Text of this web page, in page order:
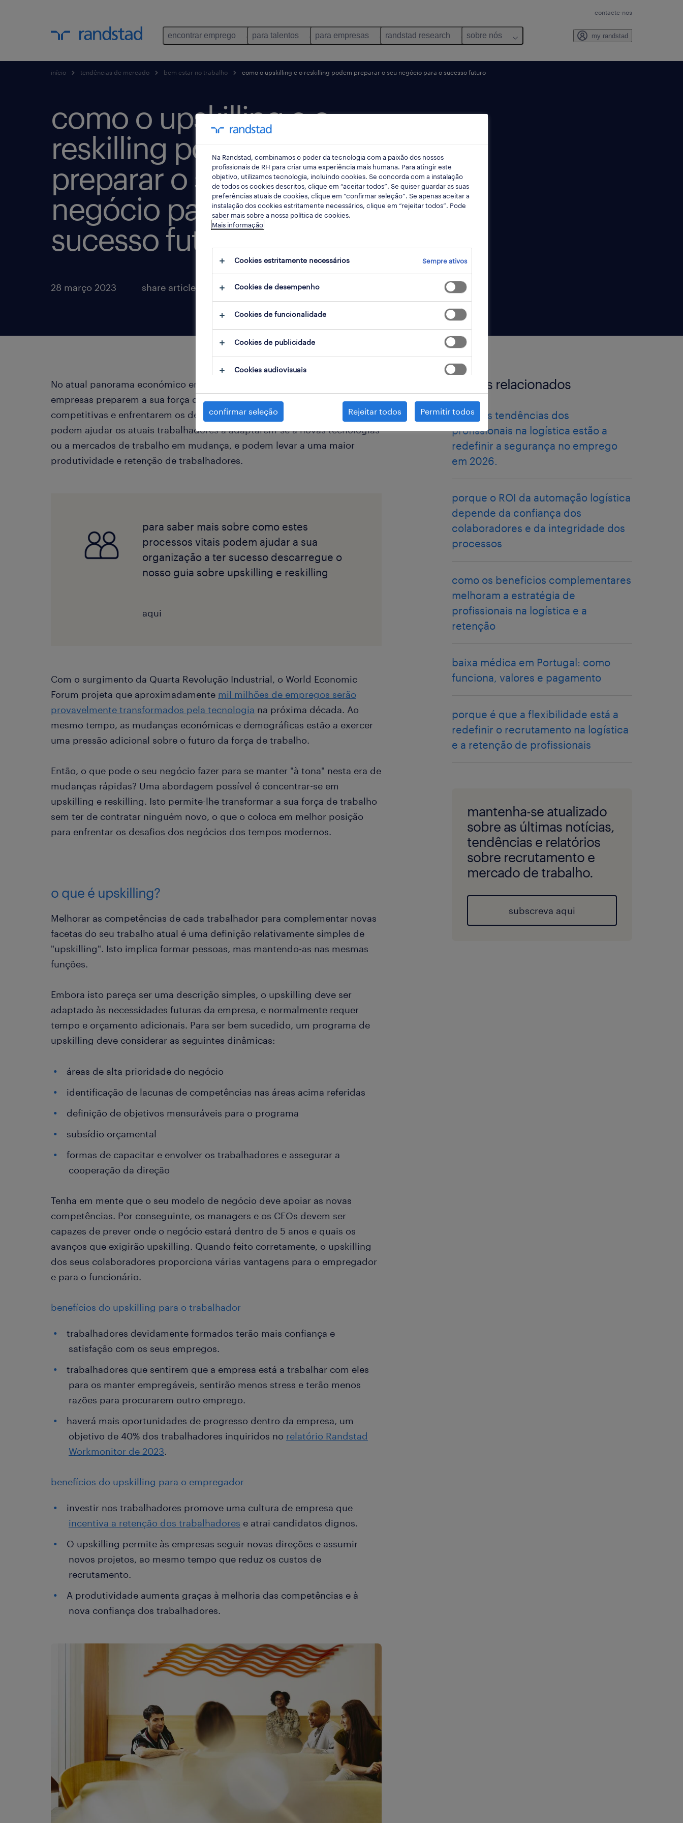
contacte-nos
encontrar emprego para talentos para empresas randstad research sobre nós my randstad
início tendências de mercado bem estar no trabalho como o upskilling e o reskilling podem preparar o seu negócio para o sucesso futuro
como o upskilling e o
reskilling podem
preparar o seu
negócio para o
sucesso futuro
28 março 2023 share article:
No atual panorama económico em rápida mudança, é importante que as
empresas preparem a sua força de trabalho para se manterem
competitivas e enfrentarem os desafios do futuro. O upskilling e reskilling
podem ajudar os atuais trabalhadores a adaptarem-se a novas tecnologias
ou a mercados de trabalho em mudança, e podem levar a uma maior
produtividade e retenção de trabalhadores.
para saber mais sobre como estes
processos vitais podem ajudar a sua
organização a ter sucesso descarregue o
nosso guia sobre upskilling e reskilling
aqui
Com o surgimento da Quarta Revolução Industrial, o World Economic
Forum projeta que aproximadamente mil milhões de empregos serão
provavelmente transformados pela tecnologia na próxima década. Ao
mesmo tempo, as mudanças económicas e demográficas estão a exercer
uma pressão adicional sobre o futuro da força de trabalho.
Então, o que pode o seu negócio fazer para se manter "à tona" nesta era de
mudanças rápidas? Uma abordagem possível é concentrar-se em
upskilling e reskilling. Isto permite-lhe transformar a sua força de trabalho
sem ter de contratar ninguém novo, o que o coloca em melhor posição
para enfrentar os desafios dos negócios dos tempos modernos.
o que é upskilling?
Melhorar as competências de cada trabalhador para complementar novas
facetas do seu trabalho atual é uma definição relativamente simples de
"upskilling". Isto implica formar pessoas, mas mantendo-as nas mesmas
funções.
Embora isto pareça ser uma descrição simples, o upskilling deve ser
adaptado às necessidades futuras da empresa, e normalmente requer
tempo e orçamento adicionais. Para ser bem sucedido, um programa de
upskilling deve considerar as seguintes dinâmicas:
áreas de alta prioridade do negócio
identificação de lacunas de competências nas áreas acima referidas
definição de objetivos mensuráveis para o programa
subsídio orçamental
formas de capacitar e envolver os trabalhadores e assegurar a
cooperação da direção
Tenha em mente que o seu modelo de negócio deve apoiar as novas
competências. Por conseguinte, os managers e os CEOs devem ser
capazes de prever onde o negócio estará dentro de 5 anos e quais os
avanços que exigirão upskilling. Quando feito corretamente, o upskilling
dos seus colaboradores proporciona várias vantagens para o empregador
e para o funcionário.
benefícios do upskilling para o trabalhador
trabalhadores devidamente formados terão mais confiança e
satisfação com os seus empregos.
trabalhadores que sentirem que a empresa está a trabalhar com eles
para os manter empregáveis, sentirão menos stress e terão menos
razões para procurarem outro emprego.
haverá mais oportunidades de progresso dentro da empresa, um
objetivo de 40% dos trabalhadores inquiridos no relatório Randstad
Workmonitor de 2023.
benefícios do upskilling para o empregador
investir nos trabalhadores promove uma cultura de empresa que
incentiva a retenção dos trabalhadores e atrai candidatos dignos.
O upskilling permite às empresas seguir novas direções e assumir
novos projetos, ao mesmo tempo que reduz os custos de
recrutamento.
A produtividade aumenta graças à melhoria das competências e à
nova confiança dos trabalhadores.
artigos relacionados
como as tendências dos
profissionais na logística estão a
redefinir a segurança no emprego
em 2026.
porque o ROI da automação logística
depende da confiança dos
colaboradores e da integridade dos
processos
como os benefícios complementares
melhoram a estratégia de
profissionais na logística e a
retenção
baixa médica em Portugal: como
funciona, valores e pagamento
porque é que a flexibilidade está a
redefinir o recrutamento na logística
e a retenção de profissionais
mantenha-se atualizado
sobre as últimas notícias,
tendências e relatórios
sobre recrutamento e
mercado de trabalho.
subscreva aqui
Na Randstad, combinamos o poder da tecnologia com a paixão dos nossos
profissionais de RH para criar uma experiência mais humana. Para atingir este
objetivo, utilizamos tecnologia, incluindo cookies. Se concorda com a instalação
de todos os cookies descritos, clique em “aceitar todos”. Se quiser guardar as suas
preferências atuais de cookies, clique em “confirmar seleção”. Se apenas aceitar a
instalação dos cookies estritamente necessários, clique em “rejeitar todos”. Pode
saber mais sobre a nossa política de cookies.
Mais informação
Cookies estritamente necessários Sempre ativos
Cookies de desempenho
Cookies de funcionalidade
Cookies de publicidade
Cookies audiovisuais
confirmar seleção Rejeitar todos Permitir todos